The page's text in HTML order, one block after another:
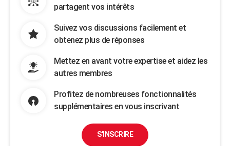
partagent vos intérêts
Suivez vos discussions facilement et
obtenez plus de réponses
Mettez en avant votre expertise et aidez les
autres membres
Profitez de nombreuses fonctionnalités
supplémentaires en vous inscrivant
S'INSCRIRE